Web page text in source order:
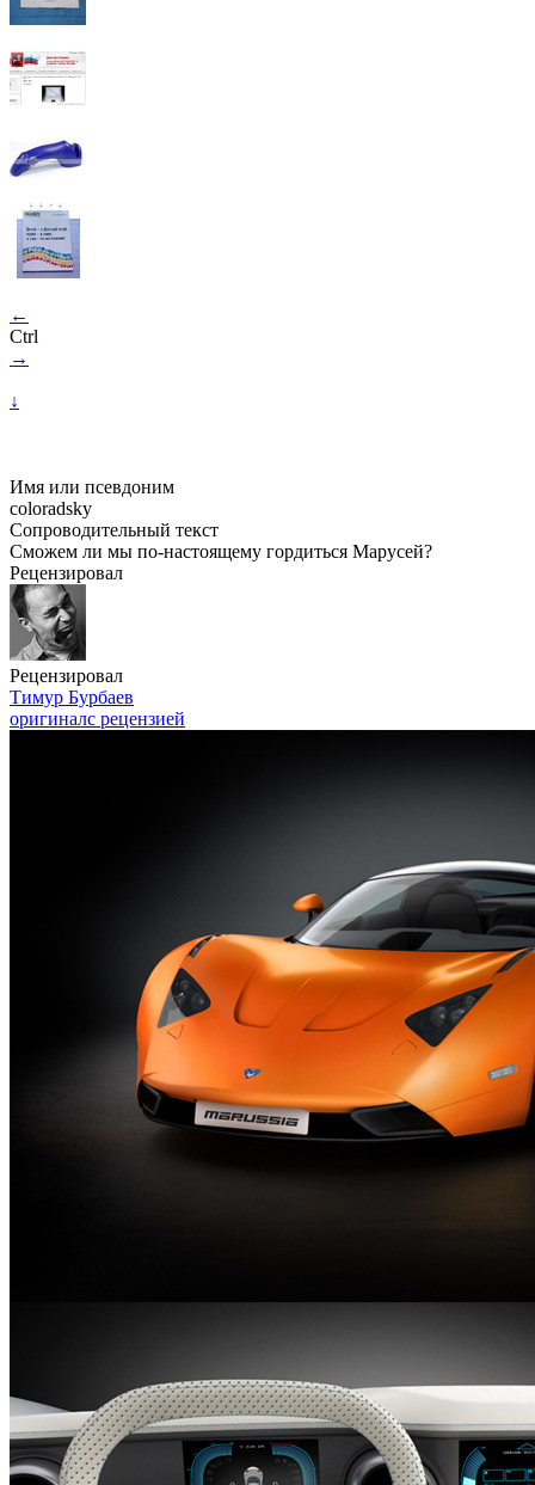
←
Ctrl
→
↓
Имя или псевдоним
coloradsky
Сопроводительный текст
Сможем ли мы по-настоящему гордиться Марусей?
Рецензировал
Рецензировал
Тимур Бурбаев
оригиналс рецензией